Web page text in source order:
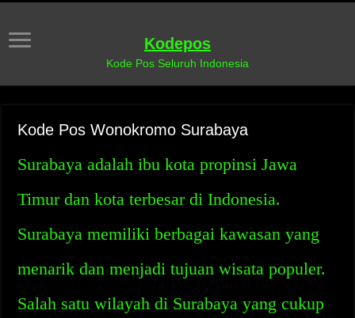
Kodepos
Kode Pos Seluruh Indonesia
Kode Pos Wonokromo Surabaya
Surabaya adalah ibu kota propinsi Jawa
Timur dan kota terbesar di Indonesia.
Surabaya memiliki berbagai kawasan yang
menarik dan menjadi tujuan wisata populer.
Salah satu wilayah di Surabaya yang cukup